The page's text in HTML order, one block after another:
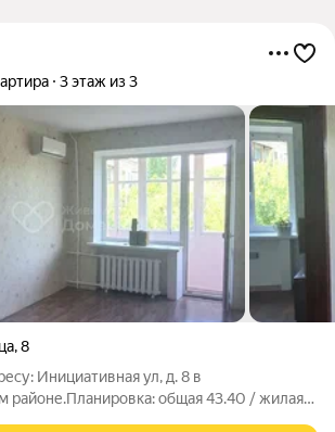
3 этаж из 3
,8
Инициативная ул, д. 8 в
районе.Планировка: общая 43.40 / жилая